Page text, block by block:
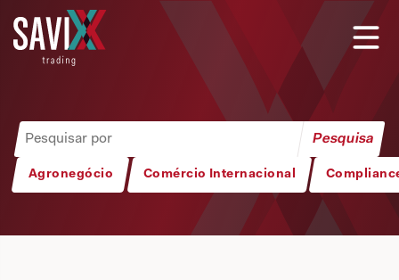
Agronegócio Comércio Internacional